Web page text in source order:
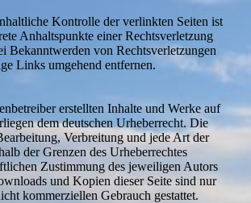
Kontrolle der verlinkten Seiten ist
Anhaltspunkte einer Rechtsverletzung
Bekanntwerden von Rechtsverletzungen
Links umgehend entfernen.
erstellten Inhalte und Werke auf
dem deutschen Urheberrecht. Die
Verbreitung und jede Art der
der Grenzen des Urheberrechtes
Zustimmung des jeweiligen Autors
und Kopien dieser Seite sind nur
kommerziellen Gebrauch gestattet.